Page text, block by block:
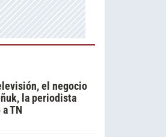
el negocio
la periodista
TN